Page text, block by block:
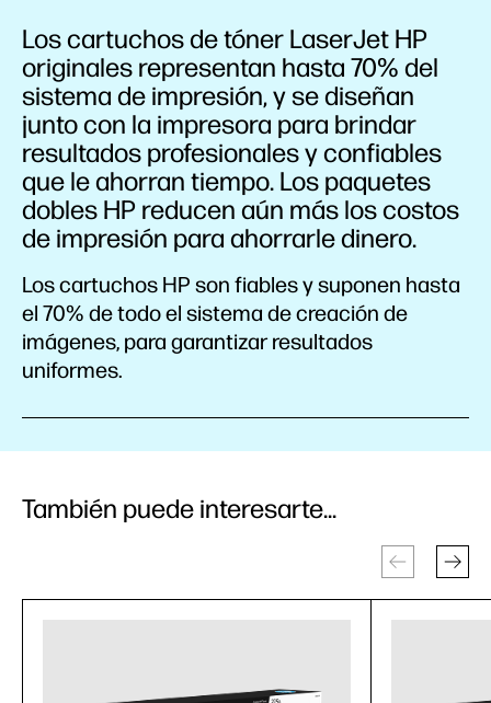
Los cartuchos de tóner LaserJet HP
originales representan hasta 70% del
sistema de impresión, y se diseñan
junto con la impresora para brindar
resultados profesionales y confiables
que le ahorran tiempo. Los paquetes
dobles HP reducen aún más los costos
de impresión para ahorrarle dinero.
Los cartuchos HP son fiables y suponen hasta
el 70% de todo el sistema de creación de
imágenes, para garantizar resultados
uniformes.
También puede interesarte...